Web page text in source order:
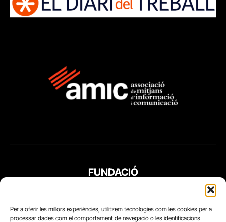
Per a oferir les millors experiències, utilitzem tecnologies com les cookies per a
processar dades com el comportament de navegació o les identificacions
FUNDACIÓ